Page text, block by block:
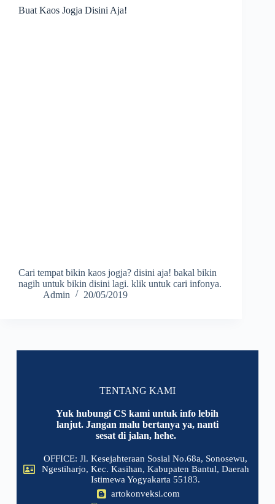
Buat Kaos Jogja Disini Aja!
Cari tempat bikin kaos jogja? disini aja! bakal bikin
nagih untuk bikin disini lagi. klik untuk cari infonya.
Admin
20/05/2019
TENTANG KAMI
Yuk hubungi CS kami untuk info lebih
lanjut. Jangan malu bertanya ya, nanti
sesat di jalan, hehe.
OFFICE: Jl. Kesejahteraan Sosial No.68a, Sonosewu,
Ngestiharjo, Kec. Kasihan, Kabupaten Bantul, Daerah
Istimewa Yogyakarta 55183.
artokonveksi.com